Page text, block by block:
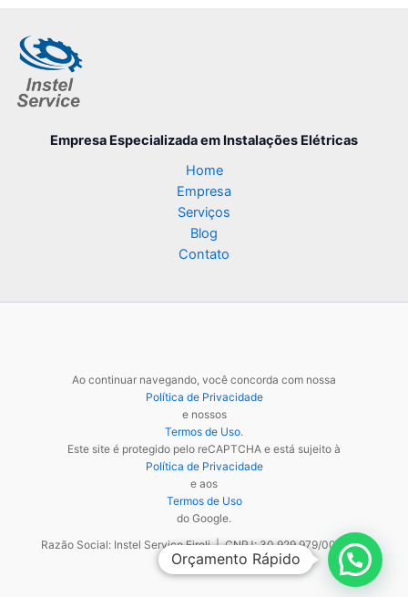
Empresa Especializadaem Instalações Elétricas
Home
Empresa
Serviços
Blog
Contato
Ao continuar navegando, você concorda com nossa
Política de Privacidade
e nossos
Termos de Uso.
Este site é protegido pelo reCAPTCHA e está sujeito à
Política de Privacidade
e aos
Termos de Uso
do Google.
Razão Social: Instel Service Eireli | CNPJ: 30.929.979/0001-48
Orçamento Rápido